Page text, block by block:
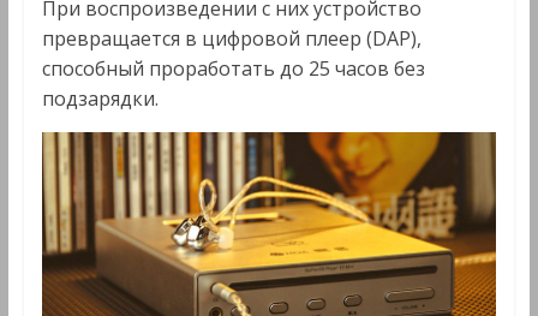
При воспроизведении с них устройство
превращается в цифровой плеер (DAP),
способный проработать до 25 часов без
подзарядки.